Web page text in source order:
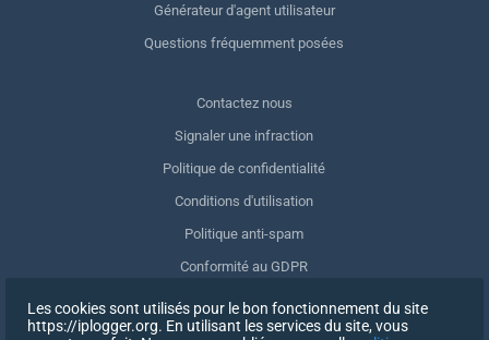
Générateur d'agent utilisateur
Questions fréquemment posées
Contactez nous
Signaler une infraction
Politique de confidentialité
Conditions d'utilisation
Politique anti-spam
Conformité au GDPR
Supprimer mes données
Retrait du consentement
Les cookies sont utilisés pour le bon fonctionnement du site
https://iplogger.org. En utilisant les services du site, vous